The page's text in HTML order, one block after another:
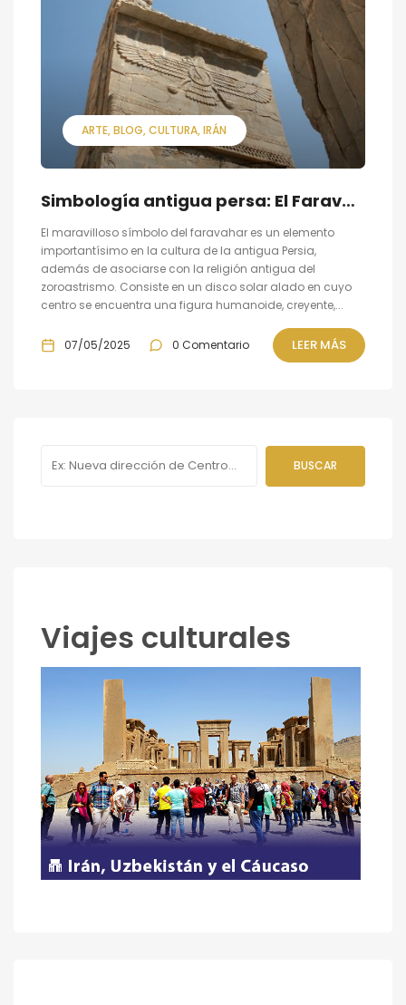
ARTE BLOG CULTURA IRÁN
Simbología antigua persa: El Faravahar
El maravilloso símbolo del faravahar es un elemento
importantísimo en la cultura de la antigua Persia,
además de asociarse con la religión antigua del
zoroastrismo. Consiste en un disco solar alado en cuyo
centro se encuentra una figura humanoide, creyente,...
07/05/2025 0 Comentario LEER MÁS
Viajes culturales